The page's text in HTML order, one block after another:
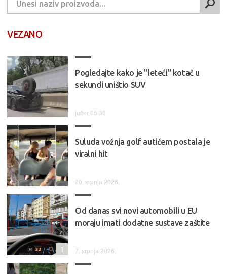
VEZANO
Pogledajte kako je "leteći" kotač u
sekundi uništio SUV
jučer 05:30
Suluda vožnja golf autićem postala je
viralni hit
20. srpnja 2026.
Od danas svi novi automobili u EU
moraju imati dodatne sustave zaštite
7. srpnja 2026.
1